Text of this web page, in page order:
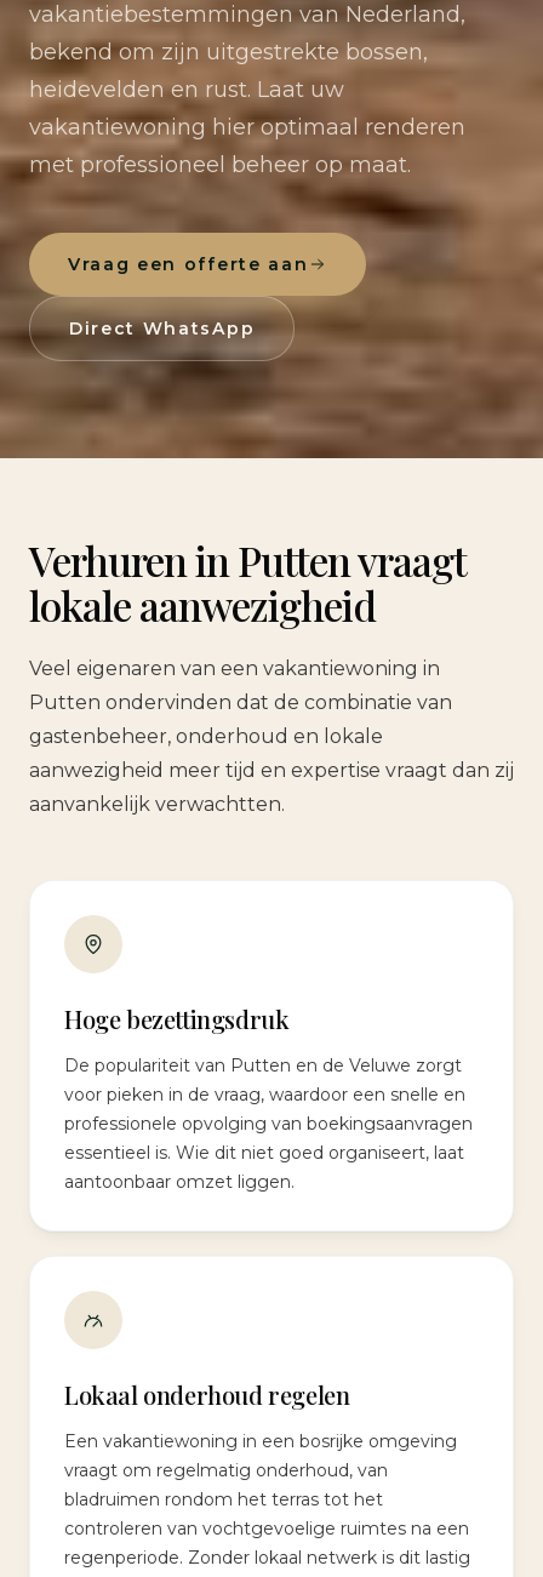
vakantiebestemmingen van Nederland,
bekend om zijn uitgestrekte bossen,
heidevelden en rust. Laat uw
vakantiewoning hier optimaal renderen
met professioneel beheer op maat.
Vraag een offerte aan
Direct WhatsApp
Verhuren in Putten vraagt
lokale aanwezigheid
Veel eigenaren van een vakantiewoning in
Putten ondervinden dat de combinatie van
gastenbeheer, onderhoud en lokale
aanwezigheid meer tijd en expertise vraagt dan zij
aanvankelijk verwachtten.
Hoge bezettingsdruk
De populariteit van Putten en de Veluwe zorgt
voor pieken in de vraag, waardoor een snelle en
professionele opvolging van boekingsaanvragen
essentieel is. Wie dit niet goed organiseert, laat
aantoonbaar omzet liggen.
Lokaal onderhoud regelen
Een vakantiewoning in een bosrijke omgeving
vraagt om regelmatig onderhoud, van
bladruimen rondom het terras tot het
controleren van vochtgevoelige ruimtes na een
regenperiode. Zonder lokaal netwerk is dit lastig